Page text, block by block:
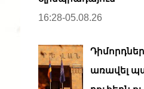
16:28-05.08.26
առավել